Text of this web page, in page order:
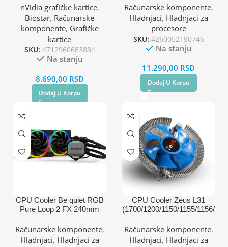
kartica
nVidia grafičke kartice,
Biostar, Računarske
komponente, Grafičke
kartice
SKU: 4712960683884
Na stanju
8.690,00 RSD
Dodaj U Korpu
1200,1700)/TDP-270W
Računarske komponente,
Hladnjaci, Hladnjaci za
procesore
SKU: 4260052190746
Na stanju
11.290,00 RSD
Dodaj U Korpu
CPU Cooler Be quiet RGB
Pure Loop 2 FX 240mm
(AM4,AM5,1700,1200,2066,
1150,1151,1155,2011)
Računarske komponente,
Hladnjaci, Hladnjaci za
CPU Cooler Zeus L31
(1700/1200/1150/1155/1156/
M4) TDP 65W
Računarske komponente,
Hladnjaci, Hladnjaci za